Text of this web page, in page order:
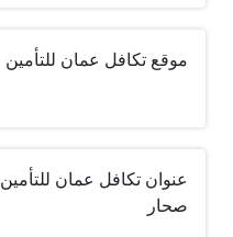
موقع تكافل عمان للتأمين
عنوان تكافل عمان للتأمين
صحار